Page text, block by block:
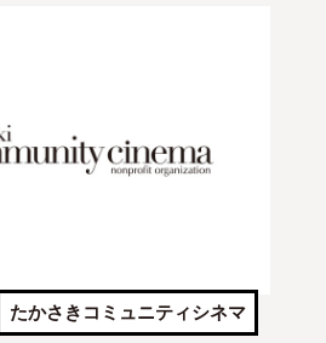
たかさきコミュニティシネマ